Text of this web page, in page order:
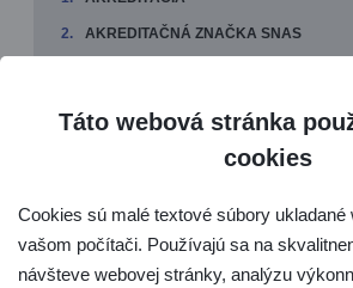
AKREDITAČNÁ ZNAČKA SNAS
VZDELÁVANIE
Táto webová stránka
cookies
Cookies sú malé textové súbory ukladané
vašom počítači. Používajú sa na
návšteve webovej stránky, analýzu